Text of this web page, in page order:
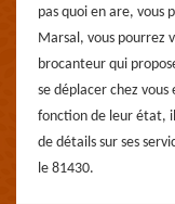
pas quoi en are, vous
Marsal, vous pourrez
brocanteur qui
se déplacer chez
fonction de leur état,
de détails sur ses
le 81430.